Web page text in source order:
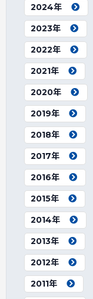
2024年
2023年
2022年
2021年
2020年
2019年
2018年
2017年
2016年
2015年
2014年
2013年
2012年
2011年